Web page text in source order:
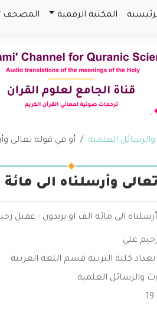
المكتبة الرقمية المصحف
العلمية أو في قوله تعالى
وأرسلناه الى مائة
الى مائة الف او يزيدون - عقيل
علي
كلية التربية قسم اللغة العربية
والرسائل العلمية
19